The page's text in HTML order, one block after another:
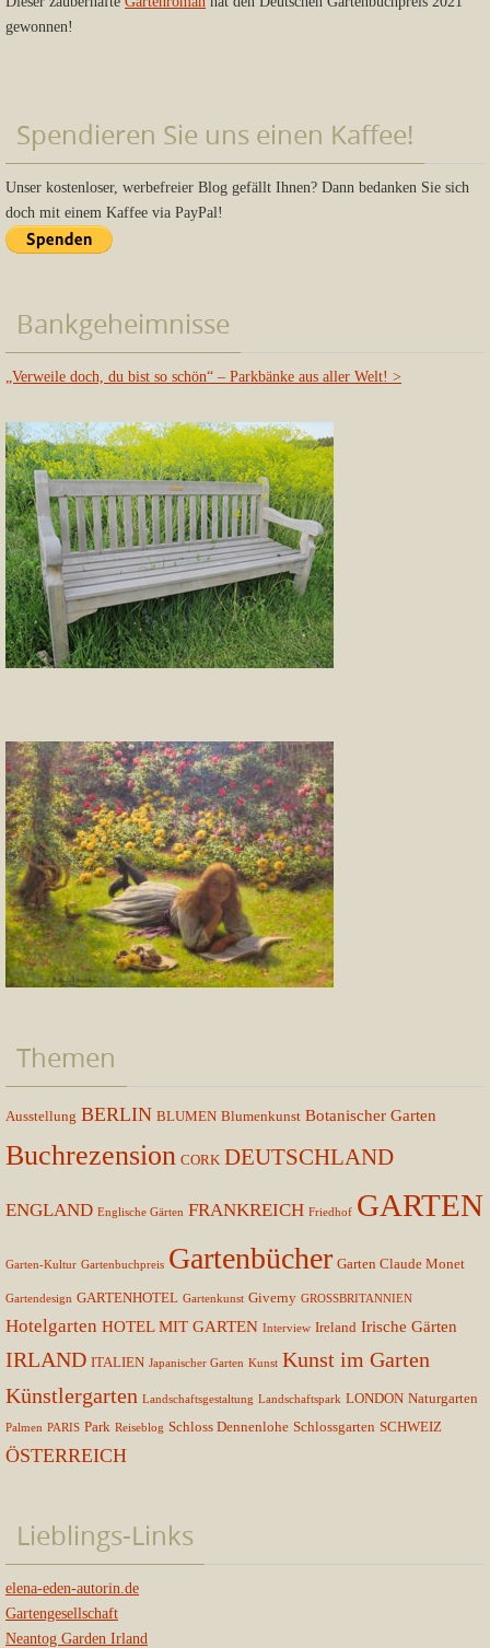
gewonnen!
Spendieren Sie uns einen Kaffee!
Unser kostenloser, werbefreier Blog gefällt Ihnen? Dann bedanken Sie sich
doch mit einem Kaffee via PayPal!
Bankgeheimnisse
„Verweile doch, du bist so schön“ – Parkbänke aus aller Welt! >
Themen
Ausstellung BERLIN BLUMEN Blumenkunst Botanischer Garten
Buchrezension CORK DEUTSCHLAND
ENGLAND Englische Gärten FRANKREICH Friedhof GARTEN
Garten-Kultur Gartenbuchpreis Gartenbücher Garten Claude Monet
Gartendesign GARTENHOTEL Gartenkunst Giverny GROSSBRITANNIEN
Hotelgarten HOTEL MIT GARTEN Interview Ireland Irische Gärten
IRLAND ITALIEN Japanischer Garten Kunst Kunst im Garten
Künstlergarten Landschaftsgestaltung Landschaftspark LONDON Naturgarten
Palmen PARIS Park Reiseblog Schloss Dennenlohe Schlossgarten SCHWEIZ
ÖSTERREICH
Lieblings-Links
elena-eden-autorin.de
Gartengesellschaft
Neantog Garden Irland